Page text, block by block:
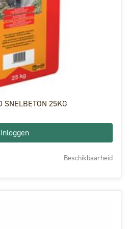
SNELBETON 25KG
Inloggen
Beschikbaarheid